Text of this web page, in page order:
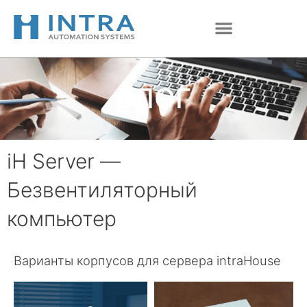
содержимому
БЛОГ
iH Server —
Безвентиляторный
компьютер
Варианты корпусов для сервера intraHouse